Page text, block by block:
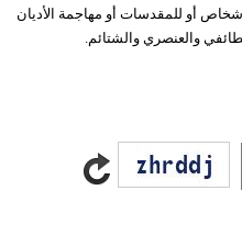
أو للمقدسات أو مهاجمة الأديان
والعنصري والشتائم.